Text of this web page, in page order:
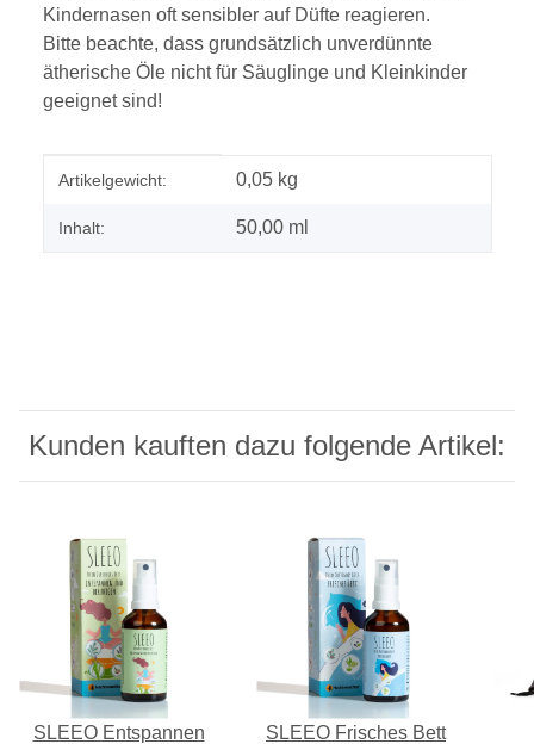
Kindernasen oft sensibler auf Düfte reagieren.
Bitte beachte, dass grundsätzlich unverdünnte
ätherische Öle nicht für Säuglinge und Kleinkinder
geeignet sind!
Produkteigenschaft
Wert
Artikelgewicht: 0,05 kg
Inhalt: 50,00 ml
Kunden kauften dazu folgende Artikel:
SLEEO Entspannen
SLEEO Frisches Bett